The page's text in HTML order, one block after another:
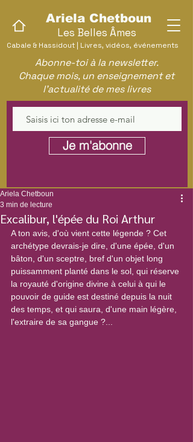
Cabale & Hassidout | Livres, vidéos, événements
Ariela Chetboun
Les Belles Âmes
Abonne-toi à la newsletter.
Chaque mois, un enseignement et
l'actualité de mes livres
Je m'abonne
Excalibur, l'épée du Roi Arthur
Ariela Chetboun
3 min de lecture
A ton avis, d'où vient cette légende ? Cet
archétype devrais-je dire, d'une épée, d'un
bâton, d'un sceptre, bref d'un objet long
puissamment planté dans le sol, qui réserve
la royauté d'origine divine à celui à qui le
pouvoir de guide est destiné depuis la nuit
des temps, et qui saura, d'une main légère,
l'extraire de sa gangue ?...